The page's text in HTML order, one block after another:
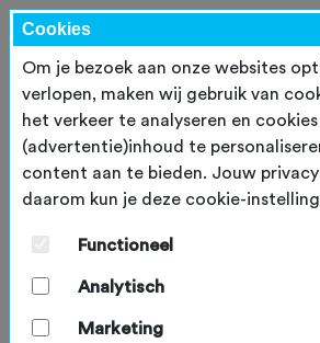
Driekwart fietsers
onveilig op dijkwegen
vrijdag 14 juni 2024
Cookies
Om je bezoek aan onze websites
verlopen, maken wij gebruik van
het verkeer te analyseren en
(advertentie)inhoud te
content aan te bieden. Jouw
daarom kun je deze cookie-
Functioneel
Analytisch
Marketing